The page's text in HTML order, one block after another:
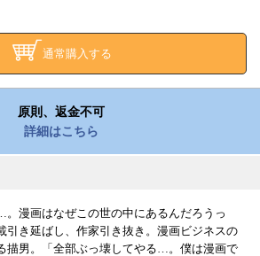
通常購入する
原則、返金不可
詳細はこちら
。漫画はなぜこの世の中にあるんだろうっ
き延ばし、作家引き抜き。漫画ビジネスの
描男。「全部ぶっ壊してやる…。僕は漫画で